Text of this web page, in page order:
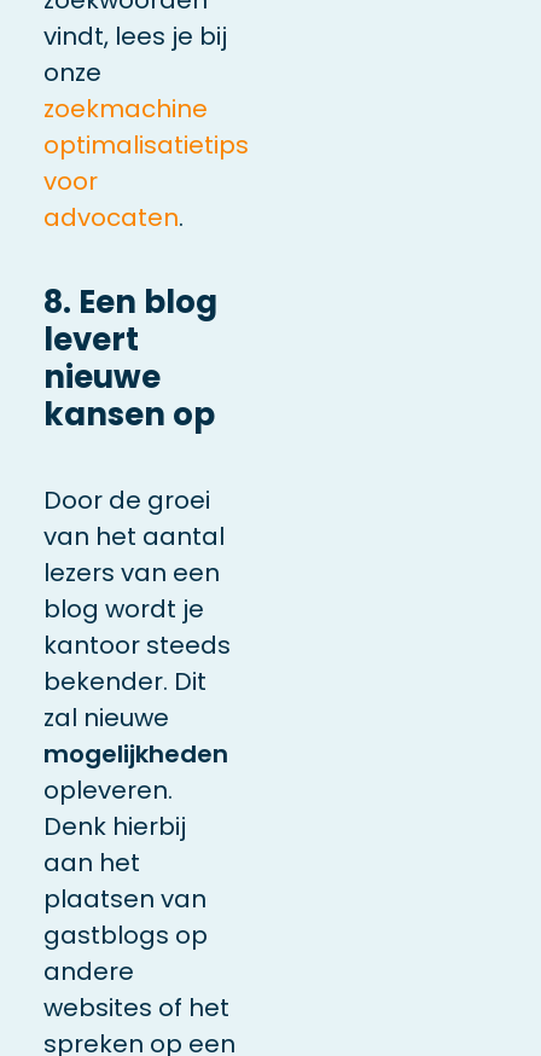
vindt, lees je bij
onze
zoekmachine
optimalisatietips
voor
advocaten.
8. Een blog
levert
nieuwe
kansen op
Door de groei
van het aantal
lezers van een
blog wordt je
kantoor steeds
bekender. Dit
zal nieuwe
mogelijkheden
opleveren.
Denk hierbij
aan het
plaatsen van
gastblogs op
andere
websites of het
spreken op een